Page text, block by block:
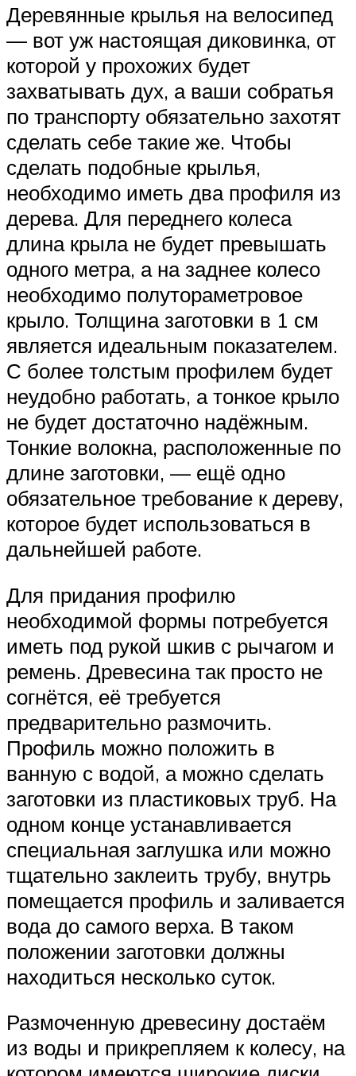
Деревянные крылья на велосипед
— вот уж настоящая диковинка, от
которой у прохожих будет
захватывать дух, а ваши собратья
по транспорту обязательно захотят
сделать себе такие же. Чтобы
сделать подобные крылья,
необходимо иметь два профиля из
дерева. Для переднего колеса
длина крыла не будет превышать
одного метра, а на заднее колесо
необходимо полутораметровое
крыло. Толщина заготовки в 1 см
является идеальным показателем.
С более толстым профилем будет
неудобно работать, а тонкое крыло
не будет достаточно надёжным.
Тонкие волокна, расположенные по
длине заготовки, — ещё одно
обязательное требование к дереву,
которое будет использоваться в
дальнейшей работе.
Для придания профилю
необходимой формы потребуется
иметь под рукой шкив с рычагом и
ремень. Древесина так просто не
согнётся, её требуется
предварительно размочить.
Профиль можно положить в
ванную с водой, а можно сделать
заготовки из пластиковых труб. На
одном конце устанавливается
специальная заглушка или можно
тщательно заклеить трубу, внутрь
помещается профиль и заливается
вода до самого верха. В таком
положении заготовки должны
находиться несколько суток.
Размоченную древесину достаём
из воды и прикрепляем к колесу, на